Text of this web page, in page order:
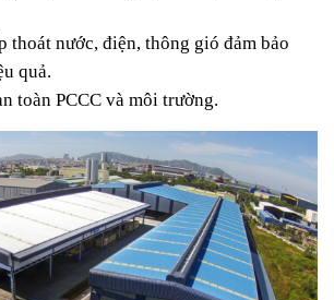
thoát nước, điện, thông gió đảm bảo
quả.
toàn PCCC và môi trường.